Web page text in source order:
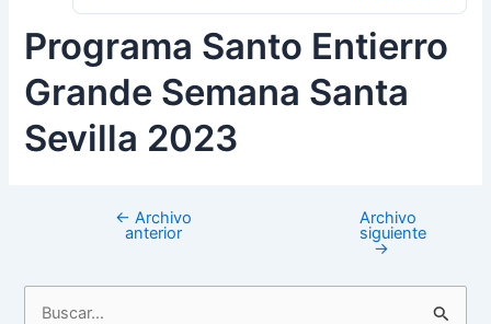
Programa Santo Entierro
Grande Semana Santa
Sevilla 2023
← Archivo
anterior
Archivo
siguiente
→